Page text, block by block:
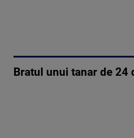
Bratul unui tanar de